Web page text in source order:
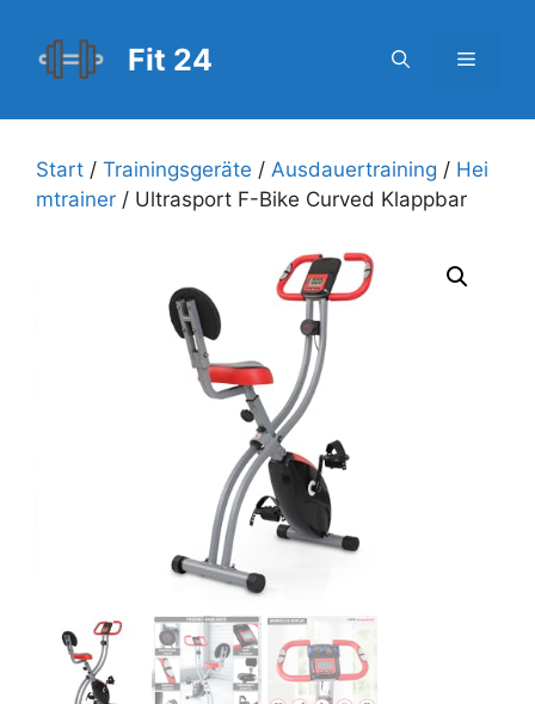
Inhalt
springen
Fit 24 Menü
Start / Trainingsgeräte / Ausdauertraining / Hei
mtrainer / Ultrasport F-Bike Curved Klappbar